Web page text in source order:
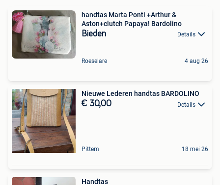
handtas Marta Ponti +Arthur &
Aston+clutch Papaya! Bardolino
Bieden Details
Roeselare 4 aug 26
Nieuwe Lederen handtas BARDOLINO
€ 30,00 Details
Pittem 18 mei 26
Handtas